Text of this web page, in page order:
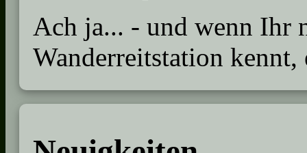
Ach ja... - und wenn Ihr
Wanderreitstation